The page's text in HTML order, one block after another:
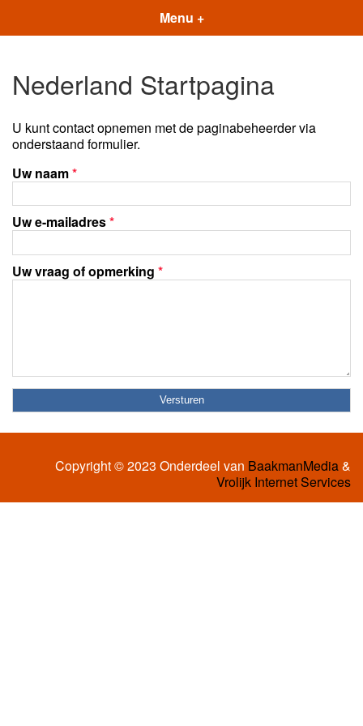
Menu +
Nederland Startpagina
U kunt contact opnemen met de paginabeheerder via
onderstaand formulier.
Uw naam*
Uw e-mailadres*
Uw vraag of opmerking *
Copyright © 2023 Onderdeel van BaakmanMedia&
Vrolijk Internet Services